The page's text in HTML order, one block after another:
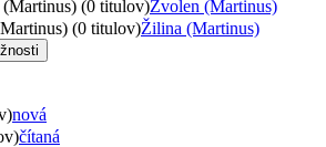
(0 titulov)Zvolen (Martinus)
(0 titulov)Žilina (Martinus)
nová
čítaná